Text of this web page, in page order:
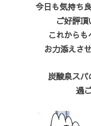
今日も気持
ご好評頂
これから
お力添えさ
炭酸泉スパ
過